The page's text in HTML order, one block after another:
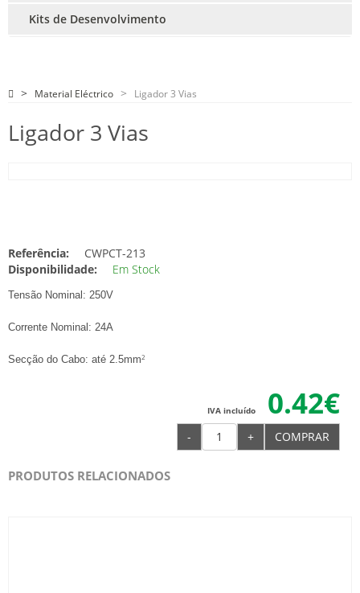
Kits de Desenvolvimento
Material Eléctrico Ligador 3 Vias
Ligador 3 Vias
Referência:
CWPCT-213
Disponibilidade:
Em Stock
Tensão Nominal: 250V
Corrente Nominal: 24A
Secção do Cabo: até 2.5mm2
0.42€
IVA incluído
- + COMPRAR
PRODUTOS RELACIONADOS